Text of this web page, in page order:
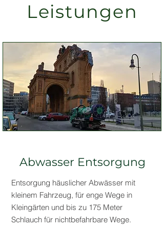
Leistungen
Abwasser Entsorgung
Entsorgung häuslicher Abwässer mit
kleinem Fahrzeug, für enge Wege in
Kleingärten und bis zu 175 Meter
Schlauch für nichtbefahrbare Wege.